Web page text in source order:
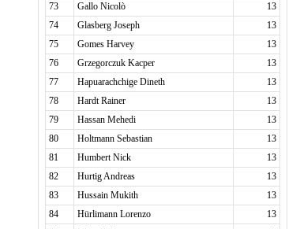
73
Gallo Nicolò
13
74
Glasberg Joseph
13
75
Gomes Harvey
13
76
Grzegorczuk Kacper
13
77
Hapuarachchige Dineth
13
78
Hardt Rainer
13
79
Hassan Mehedi
13
80
Holtmann Sebastian
13
81
Humbert Nick
13
82
Hurtig Andreas
13
83
Hussain Mukith
13
84
Hürlimann Lorenzo
13